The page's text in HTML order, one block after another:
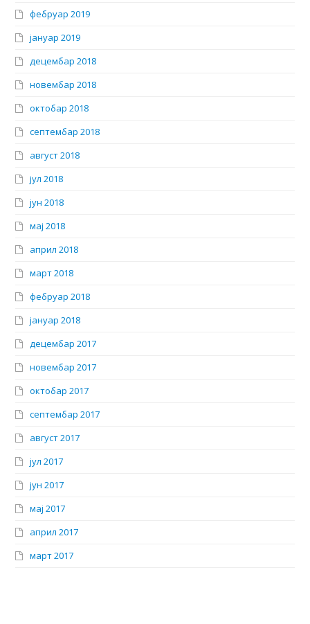
фебруар 2019
јануар 2019
децембар 2018
новембар 2018
октобар 2018
септембар 2018
август 2018
јул 2018
јун 2018
мај 2018
април 2018
март 2018
фебруар 2018
јануар 2018
децембар 2017
новембар 2017
октобар 2017
септембар 2017
август 2017
јул 2017
јун 2017
мај 2017
април 2017
март 2017